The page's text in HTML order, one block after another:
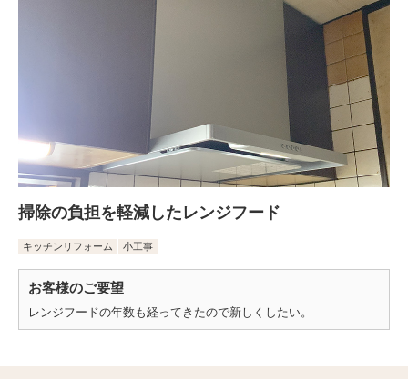
掃除の負担を軽減したレンジフード
キッチンリフォーム 小工事
お客様のご要望
レンジフードの年数も経ってきたので新しくしたい。